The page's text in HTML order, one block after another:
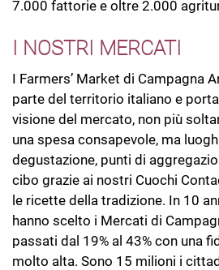
7.000 fattorie e oltre 2.000
I NOSTRI MERCATI
I Farmers’ Market di Campagna
parte del territorio italiano e
visione del mercato, non più
una spesa consapevole, ma
degustazione, punti di
cibo grazie ai nostri Cuochi
le ricette della tradizione. In 10
hanno scelto i Mercati di
passati dal 19% al 43% con una
molto alta. Sono 15 milioni i